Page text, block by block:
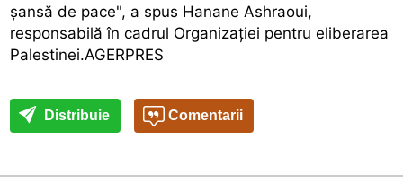
şansă de pace", a spus Hanane Ashraoui,
responsabilă în cadrul Organizaţiei pentru eliberarea
Palestinei.AGERPRES
Distribuie Comentarii